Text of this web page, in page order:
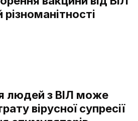
людей з ВІЛ може
вірусної супресії